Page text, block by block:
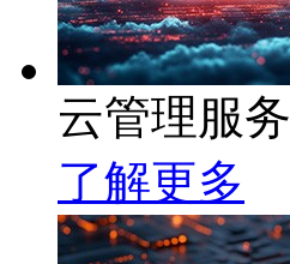
云管理服务
了解更多